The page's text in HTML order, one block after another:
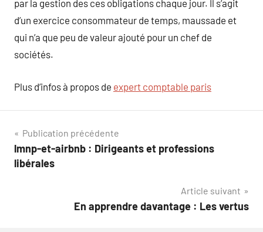
par la gestion des ces obligations chaque jour. Il s’agit
d’un exercice consommateur de temps, maussade et
qui n’a que peu de valeur ajouté pour un chef de
sociétés.
Plus d’infos à propos de expert comptable paris
Navigation
de
Publication précédente
lmnp-et-airbnb : Dirigeants et professions
libérales
Article suivant
En apprendre davantage : Les vertus